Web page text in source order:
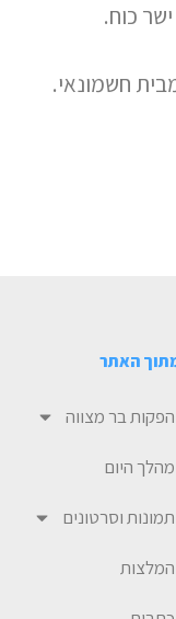
כוח.
חשמונאי.
האתר
הפקות בר מצווה
מהלך היום
תמונות וסרטונים
המלצות